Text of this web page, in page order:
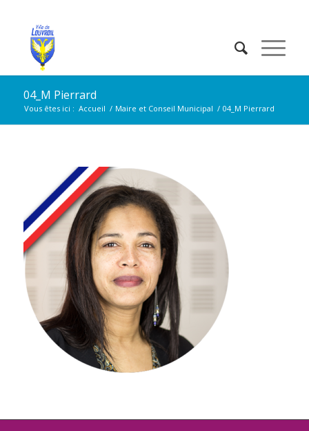
04_M Pierrard
Vous êtes ici : Accueil / Maire et Conseil Municipal / 04_M Pierrard